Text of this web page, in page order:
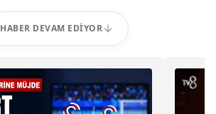
HABER DEVAM EDIYOR